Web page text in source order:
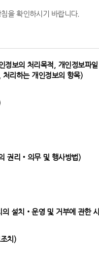
을 확인하시기 바랍니다.
정보의 처리목적, 개인정보파
처리하는 개인정보의 항목)
권리‧의무 및 행사방법)
의 설치‧운영 및 거부에 관한
치)